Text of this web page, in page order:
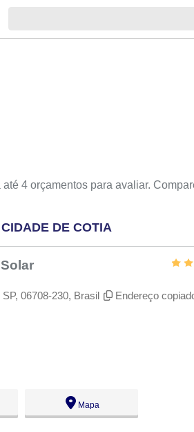
4 orçamentos para avaliar.
DE COTIA
06708-230, Brasil Endereço
Mapa